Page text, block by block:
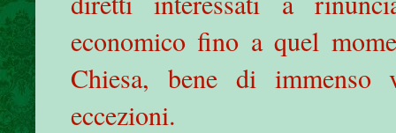
economico fino a quel
Chiesa, bene di immenso
eccezioni.